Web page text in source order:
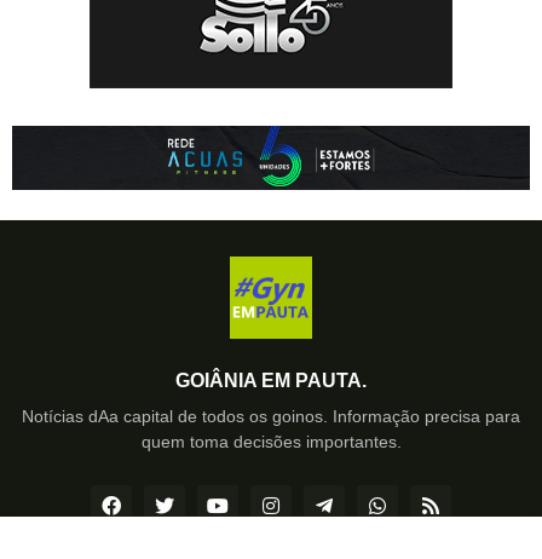
GOIÂNIA EM PAUTA.
Notícias dAa capital de todos os goinos. Informação precisa para
quem toma decisões importantes.